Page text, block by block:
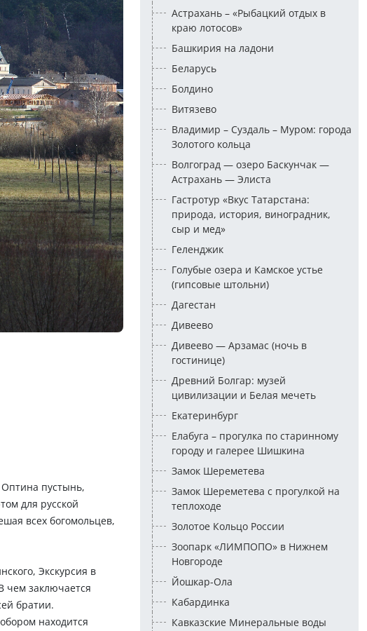
пустынь,
для русской
всех богомольцев,
Экскурсия в
чем заключается
братии.
находится
Астрахань – «Рыбацкий отдых в
краю лотосов»
Башкирия на ладони
Беларусь
Болдино
Витязево
Владимир – Суздаль – Муром: города
Золотого кольца
Волгоград — озеро Баскунчак —
Астрахань — Элиста
Гастротур «Вкус Татарстана:
природа, история, виноградник,
сыр и мед»
Геленджик
Голубые озера и Камское устье
(гипсовые штольни)
Дагестан
Дивеево
Дивеево — Арзамас (ночь в
гостинице)
Древний Болгар: музей
цивилизации и Белая мечеть
Екатеринбург
Елабуга – прогулка по старинному
городу и галерее Шишкина
Замок Шереметева
Замок Шереметева с прогулкой на
теплоходе
Золотое Кольцо России
Зоопарк «ЛИМПОПО» в Нижнем
Новгороде
Йошкар-Ола
Кабардинка
Кавказские Минеральные воды